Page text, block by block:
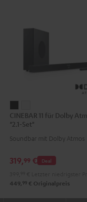
11
für
Dolby
"2.1-
Schwarz
11
für
Dolby
"2.1-
Weiß
CINEBAR 11 für Dolby
"2.1-Set"
Soundbar mit Dolby Atmos
Deal
319,99 €
449, 99 € Originalpreis